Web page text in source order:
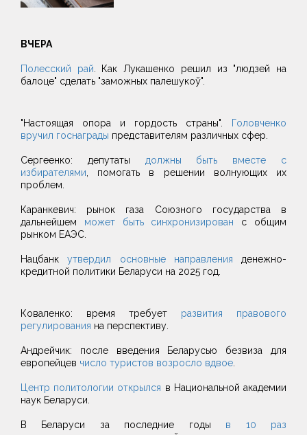
ВЧЕРА
Полесский рай. Как Лукашенко решил из "людзей на
балоце" сделать "заможных палешукоў".
"Настоящая опора и гордость страны".
Головченко
вручил госнаграды представителям различных сфер.
Сергеенко: депутаты должны быть вместе с
избирателями, помогать в решении волнующих их
проблем.
Каранкевич: рынок газа Союзного государства в
дальнейшем может быть синхронизирован с общим
рынком ЕАЭС.
Нацбанкутвердил основные направления денежно-
кредитной политики Беларуси на 2025 год.
Коваленко: время требует развития правового
регулирования на перспективу.
Андрейчик: после введения Беларусью безвиза для
европейцев число туристов возросло вдвое.
Центр политологии открылся в Национальной академии
наук Беларуси.
В Беларуси за последние годы в 10 раз